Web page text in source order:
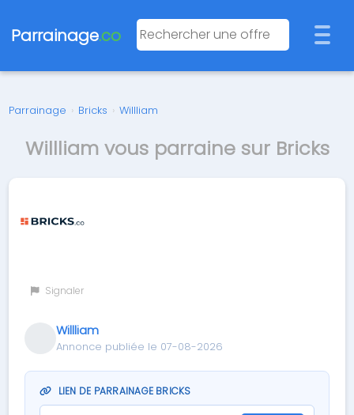
Parrainage.co
Parrainage › Bricks › Willliam
Willliam vous parraine sur Bricks
Signaler
Willliam
Annonce publiée le 07-08-2026
LIEN DE PARRAINAGE BRICKS